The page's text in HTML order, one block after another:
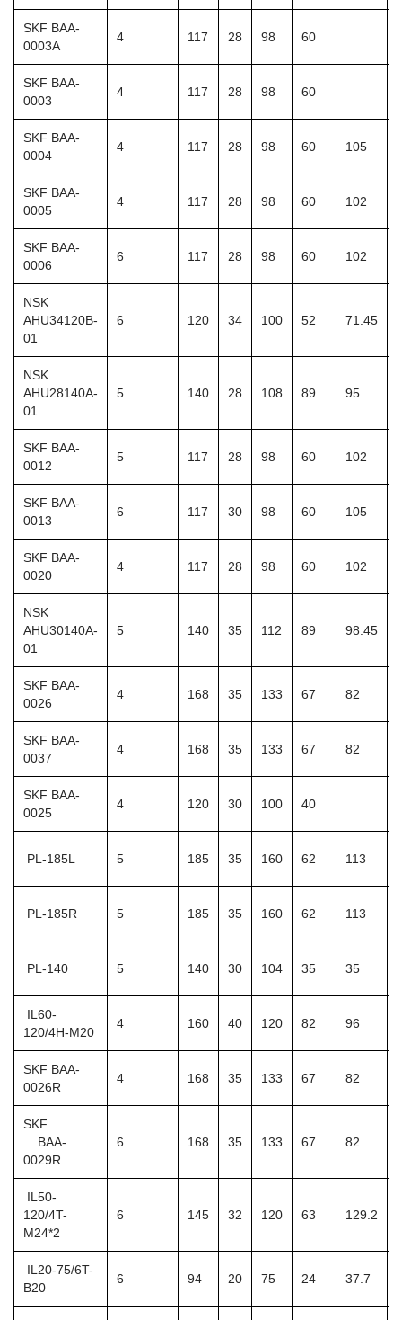
SKF BAA-
0003A
4 117 28 98 60
SKF BAA-
0003
4 117 28 98 60
SKF BAA-
0004
4 117 28 98 60 105
SKF BAA-
0005
4 117 28 98 60 102
SKF BAA-
0006
6 117 28 98 60 102
NSK
AHU34120B-
01
6 120 34 100 52 71.45
NSK
AHU28140A-
01
5 140 28 108 89 95
SKF BAA-
0012
5 117 28 98 60 102
SKF BAA-
0013
6 117 30 98 60 105
SKF BAA-
0020
4 117 28 98 60 102
NSK
AHU30140A-
01
5 140 35 112 89 98.45
SKF BAA-
0026
4 168 35 133 67 82
SKF BAA-
0037
4 168 35 133 67 82
SKF BAA-
0025
4 120 30 100 40
PL-185L 5 185 35 160 62 113
PL-185R 5 185 35 160 62 113
PL-140 5 140 30 104 35 35
IL60-
120/4H-M20
4 160 40 120 82 96
SKF BAA-
0026R
4 168 35 133 67 82
SKF
BAA-
0029R
6 168 35 133 67 82
IL50-
120/4T-
M24*2
6 145 32 120 63 129.2
IL20-75/6T-
B20
6 94 20 75 24 37.7